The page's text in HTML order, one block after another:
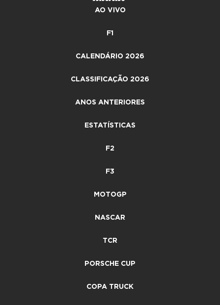
AO VIVO
F1
CALENDÁRIO 2026
CLASSIFICAÇÃO 2026
ANOS ANTERIORES
ESTATÍSTICAS
F2
F3
MOTOGP
NASCAR
TCR
PORSCHE CUP
COPA TRUCK